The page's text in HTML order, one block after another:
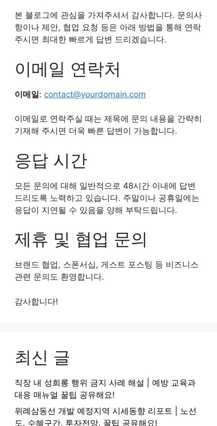
본 블로그에 관심을 가져주셔서 감사합니다. 문의사
항이나 제안, 협업 요청 등은 아래 방법을 통해 연락
주시면 최대한 빠르게 답변 드리겠습니다.
이메일 연락처
이메일: contact@yourdomain.com
이메일로 연락주실 때는 제목에 문의 내용을 간략히
기재해 주시면 더욱 빠른 답변이 가능합니다.
응답 시간
모든 문의에 대해 일반적으로 48시간 이내에 답변
드리도록 노력하고 있습니다. 주말이나 공휴일에는
응답이 지연될 수 있음을 양해 부탁드립니다.
제휴 및 협업 문의
브랜드 협업, 스폰서십, 게스트 포스팅 등 비즈니스
관련 문의도 환영합니다.
감사합니다!
최신 글
직장 내 성희롱 행위 금지 사례 해설 | 예방 교육과
대응 매뉴얼 꿀팁 공유해요!
위례삼동선 개발 예정지역 시세동향 리포트 | 노선
도, 수혜구간, 투자전망, 꿀팁 공유해요!